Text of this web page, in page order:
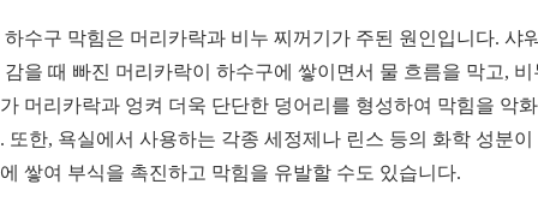
하수구 막힘은 머리카락과 비누 찌꺼기가 주된 원인입니다. 샤
감을 때 빠진 머리카락이 하수구에 쌓이면서 물 흐름을 막고, 비
머리카락과 엉켜 더욱 단단한 덩어리를 형성하여 막힘을 악
또한, 욕실에서 사용하는 각종 세정제나 린스 등의 화학 성분이
쌓여 부식을 촉진하고 막힘을 유발할 수도 있습니다.